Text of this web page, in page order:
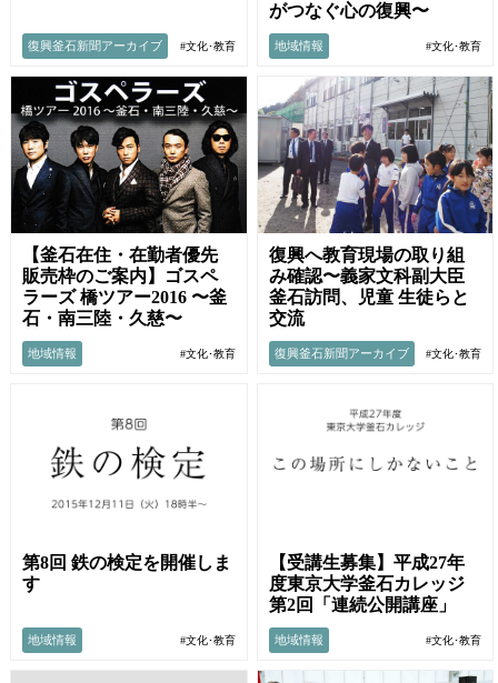
復興釜石新聞アーカイブ #文化･教育
がつなぐ心の復興〜
地域情報 #文化･教育
【釜石在住・在勤者優先
販売枠のご案内】ゴスペ
ラーズ 橋ツアー2016 〜釜
石・南三陸・久慈〜
地域情報 #文化･教育
復興へ教育現場の取り組
み確認〜義家文科副大臣
釜石訪問、児童 生徒らと
交流
復興釜石新聞アーカイブ #文化･教育
第8回 鉄の検定を開催しま
す
地域情報 #文化･教育
【受講生募集】平成27年
度東京大学釜石カレッジ
第2回「連続公開講座」
地域情報 #文化･教育